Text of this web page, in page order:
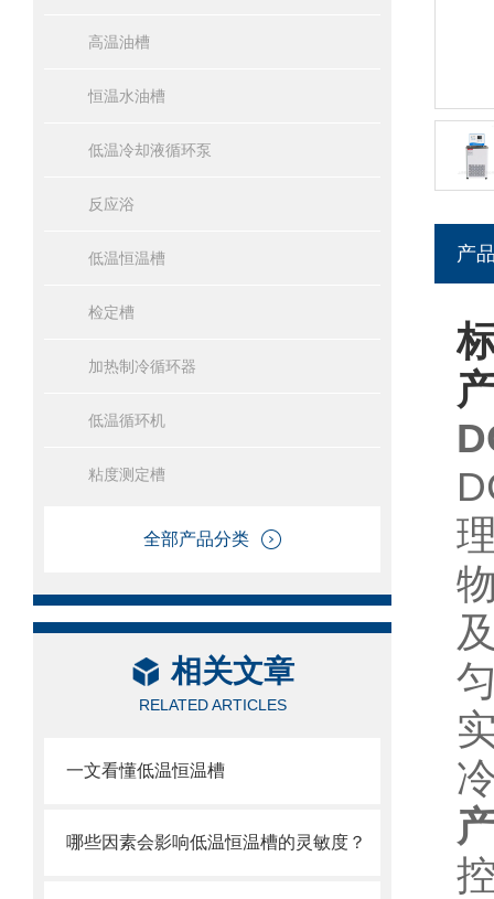
高温油槽
恒温水油槽
低温冷却液循环泵
反应浴
低温恒温槽
检定槽
加热制冷循环器
低温循环机
粘度测定槽
全部产品分类
相关文章
RELATED ARTICLES
一文看懂低温恒温槽
哪些因素会影响低温恒温槽的灵敏度？
产